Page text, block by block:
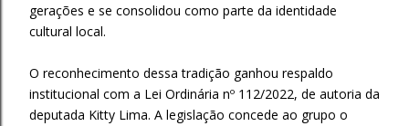
gerações e se consolidou como parte da identidade
cultural local.
O reconhecimento dessa tradição ganhou respaldo
institucional com a Lei Ordinária nº 112/2022, de autoria da
deputada Kitty Lima. A legislação concede ao grupo o